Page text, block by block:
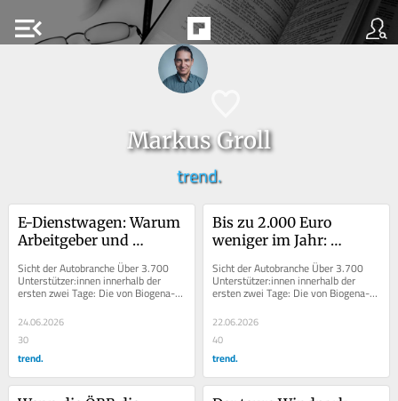
menu_open
Markus Groll
trend.
E-Dienstwagen: Warum
Arbeitgeber und
Arbeitnehmer jetzt
gemeinsam auf die
Barrikaden gehen
Sicht der Autobranche Über 3.700
Unterstützer:innen innerhalb der
ersten zwei Tage: Die von Biogena-
Gründer und -CEO Albert
Schmidbauer initiierte...
24.06.2026
30
trend.
Bis zu 2.000 Euro
weniger im Jahr:
Warum Österreichs
Wirtschaft gegen die
neue E-Auto-Steuer
Sicht der Autobranche Über 3.700
Unterstützer:innen innerhalb der
ersten zwei Tage: Die von Biogena-
Gründer und -CEO Albert
Schmidbauer initiierte...
22.06.2026
40
trend.